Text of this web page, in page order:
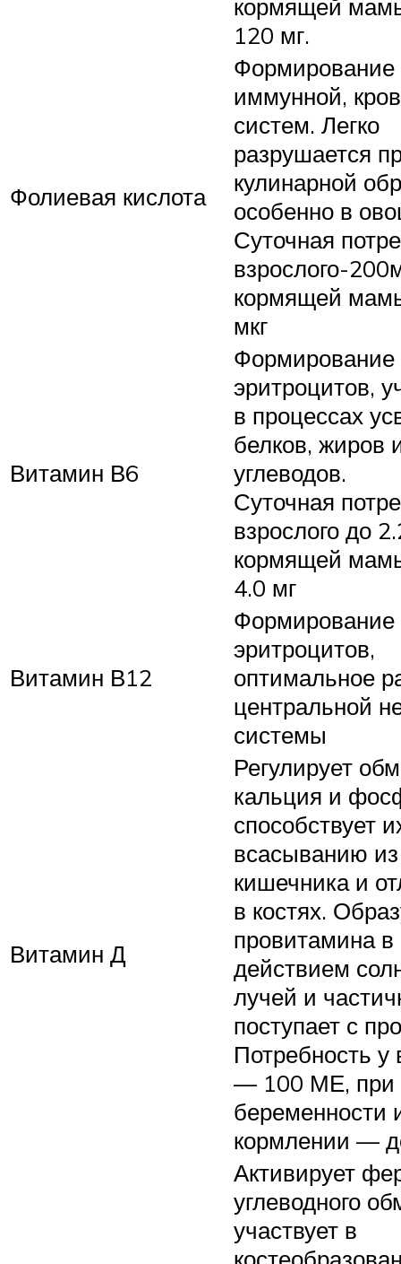
кормящей
120 мг.
Фолиевая кислота
Формирование
иммунной,
систем. Легко
разрушается
кулинарной
особенно в
Суточная
взрослого-
кормящей
мкг
Витамин В6
Формирование
эритроцитов,
в процессах
белков, жиров
углеводов.
Суточная
взрослого до
кормящей
4.0 мг
Витамин В12
Формирование
эритроцитов,
оптимальное
центральной
системы
Витамин Д
Регулирует
кальция и
способствует
всасыванию из
кишечника и
в костях.
провитамина в
действием
лучей и
поступает с
Потребность у
— 100 МЕ, при
беременности
кормлении —
Активирует
углеводного
участвует в